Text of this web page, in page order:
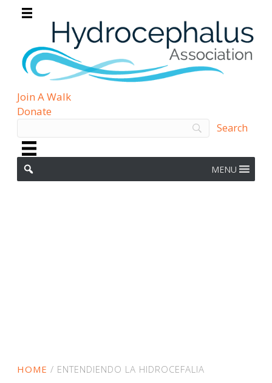
Join A Walk
Donate
MENU
HOME / ENTENDIENDO LA HIDROCEFALIA